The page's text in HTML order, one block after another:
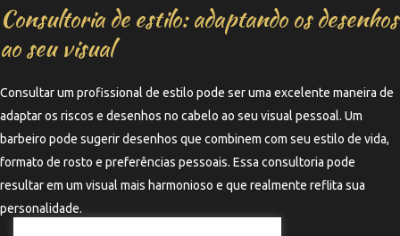
Consultoria de estilo: adaptando os desenhos
ao seu visual
Consultar um profissional de estilo pode ser uma excelente maneira de
adaptar os riscos e desenhos no cabelo ao seu visual pessoal. Um
barbeiro pode sugerir desenhos que combinem com seu estilo de vida,
formato de rosto e preferências pessoais. Essa consultoria pode
resultar em um visual mais harmonioso e que realmente reflita sua
personalidade.